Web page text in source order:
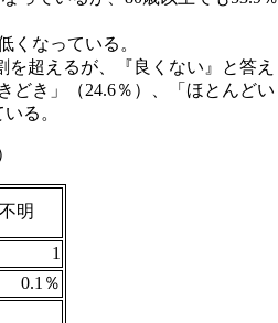
くなっている。
超えるが、『良くない』と答え
どき」（24.6％）、「ほとんどい
る。
不明
1
0.1％